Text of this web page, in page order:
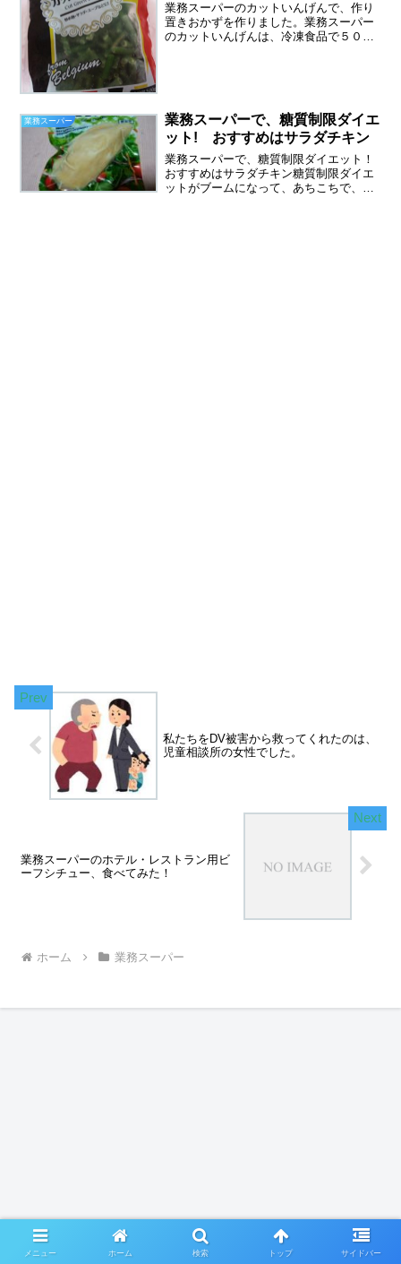
業務スーパーのカットいんげんで、作り
置きおかずを作りました。業務スーパー
のカットいんげんは、冷凍食品で５００
業務スーパー
業務スーパーで、糖質制限ダイエ
ット! おすすめはサラダチキン
業務スーパーで、糖質制限ダイエット！
おすすめはサラダチキン糖質制限ダイエ
ットがブームになって、あちこちで、サ
私たちをDV被害から救ってくれたのは、
児童相談所の女性でした。
業務スーパーのホテル・レストラン用ビ
ーフシチュー、食べてみた！
ホーム 業務スーパー
メニュー ホーム 検索 トップ サイドバー